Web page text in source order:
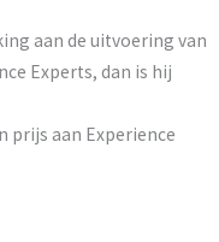
aan de uitvoering van
Experts, dan is hij
prijs aan Experience